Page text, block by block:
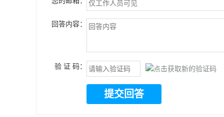
回答内容：
验 证 码：
提交回答